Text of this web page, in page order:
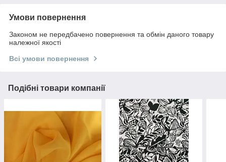
Умови повернення
Законом не передбачено повернення та обмін даного товару
належної якості
Всі умови повернення
Подібні товари компанії